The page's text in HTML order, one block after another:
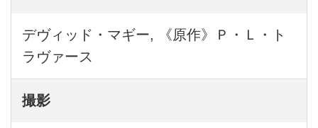
デヴィッド・マギー, 《原作》Ｐ・Ｌ・ト
ラヴァース
撮影